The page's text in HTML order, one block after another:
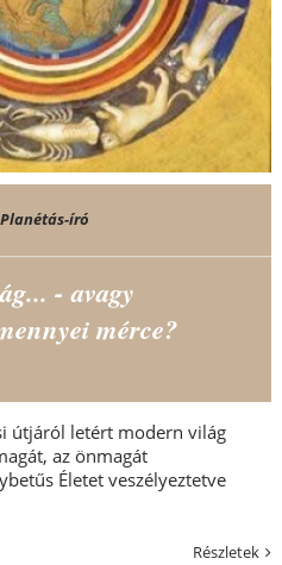
író
- avagy
mérce?
útjáról letért modern világ
az önmagát
Életet veszélyeztetve
Részletek